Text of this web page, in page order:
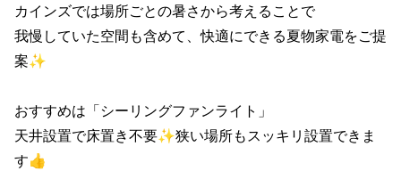
カインズでは場所ごとの暑さから考えることで
我慢していた空間も含めて、快適にできる夏物家電をご提
案✨
おすすめは「シーリングファンライト」
天井設置で床置き不要✨狭い場所もスッキリ設置できま
す👍